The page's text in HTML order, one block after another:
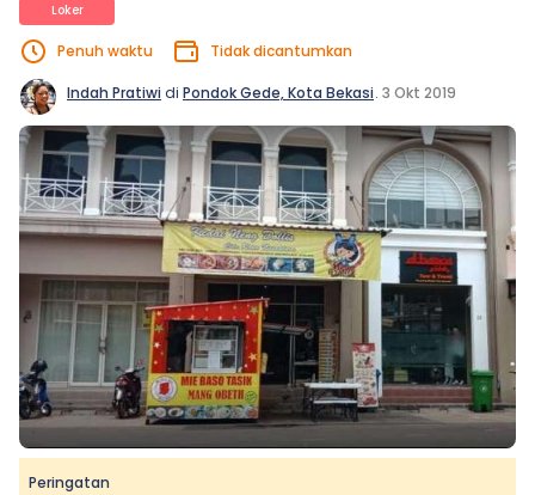
Loker
Penuh waktu Tidak dicantumkan
Indah Pratiwidi Pondok Gede, Kota Bekasi. 3 Okt 2019
Peringatan